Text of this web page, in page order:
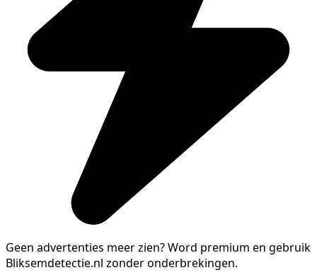
Geen advertenties meer zien?Word premium en gebruik
Bliksemdetectie.nl zonder onderbrekingen.